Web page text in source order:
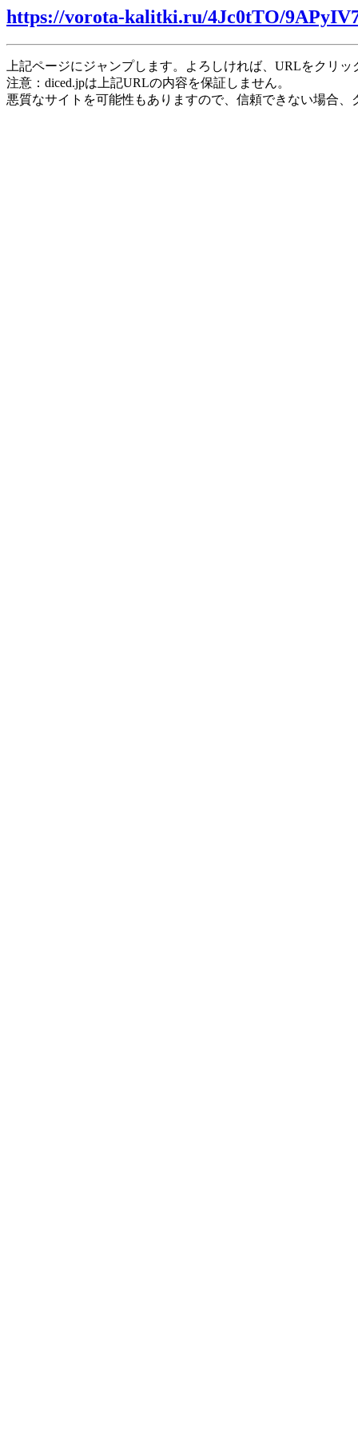
https://vorota-kalitki.ru/4Jc0tTO/
上記ページにジャンプします。よろしければ、URLをクリ
注意：diced.jpは上記URLの内容を保証しません。
悪質なサイトを可能性もありますので、信頼できない場合、